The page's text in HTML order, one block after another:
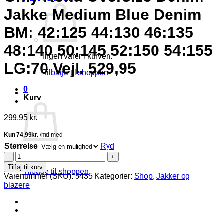
Ingen varer i kurven.
Tilbage til shoppen
0
Kurv
Ingen varer i kurven.
Tilbage til shoppen
Jakke Medium Blue Denim
BM: 42:125 44:130 46:135
48:140 50:145 52:150 54:155
LG:70 Vejl. 529,95
299,95kr.
Størrelse
Ryd
Only
Kona
Oversize
Denim
Jakke
Medium
Blue
Tilføj til kurv
Varenummer (SKU):5435 Kategorier: Shop, Jakker og
blazere